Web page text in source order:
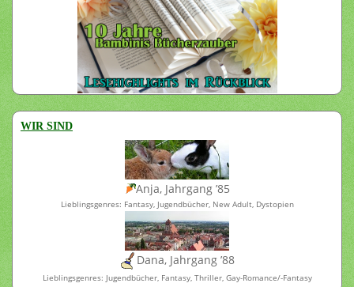
WIR SIND
Anja, Jahrgang ’85
Lieblingsgenres: Fantasy, Jugendbücher, New Adult, Dystopien
Dana, Jahrgang ’88
Lieblingsgenres: Jugendbücher, Fantasy, Thriller, Gay-Romance/-Fantasy